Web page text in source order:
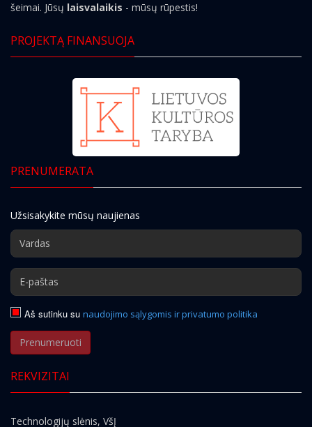
šeimai. Jūsų laisvalaikis - mūsų rūpestis!
PROJEKTĄ FINANSUOJA
PRENUMERATA
Užsisakykite mūsų naujienas
Aš sutinku su naudojimo sąlygomis ir privatumo politika
Prenumeruoti
REKVIZITAI
Technologijų slėnis, VšĮ